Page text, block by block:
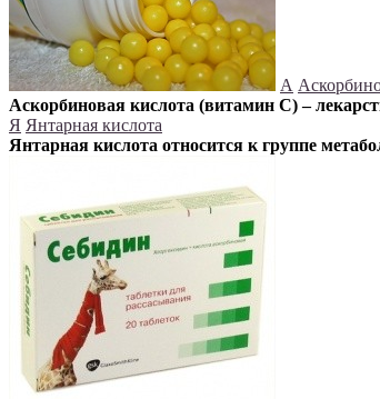
А
Аскорбиновая кислота (витамин С) –
Я Янтарная кислота
Янтарная кислота относится к группе